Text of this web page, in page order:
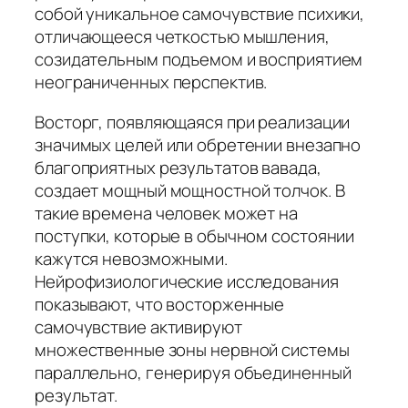
собой уникальное самочувствие психики,
отличающееся четкостью мышления,
созидательным подъемом и восприятием
неограниченных перспектив.
Восторг, появляющаяся при реализации
значимых целей или обретении внезапно
благоприятных результатов вавада,
создает мощный мощностной толчок. В
такие времена человек может на
поступки, которые в обычном состоянии
кажутся невозможными.
Нейрофизиологические исследования
показывают, что восторженные
самочувствие активируют
множественные зоны нервной системы
параллельно, генерируя объединенный
результат.